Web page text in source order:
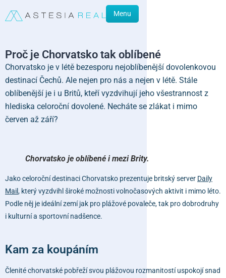
Menu
Proč je Chorvatsko tak oblíbené
Chorvatsko je v létě bezesporu nejoblíbenější dovolenkovou
destinací Čechů. Ale nejen pro nás a nejen v létě. Stále
oblíbenější je i u Britů, kteří vyzdvihují jeho všestrannost z
hlediska celoroční dovolené. Necháte se zlákat i mimo
červen až září?
Chorvatsko je oblíbené i mezi Brity.
Jako celoroční destinaci Chorvatsko prezentuje britský server Daily
Mail, který vyzdvihl široké možnosti volnočasových aktivit i mimo léto.
Podle něj je ideální zemí jak pro plážové povaleče, tak pro dobrodruhy
i kulturní a sportovní nadšence.
Kam za koupáním
Členité chorvatské pobřeží svou plážovou rozmanitostí uspokojí snad